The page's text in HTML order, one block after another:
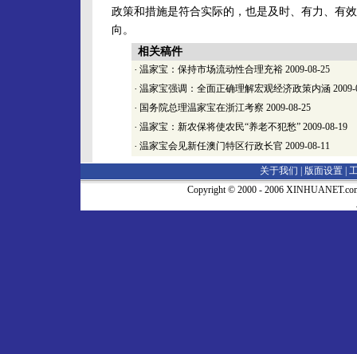
政策和措施是符合实际的，也是及时、有力、有
向。
相关稿件
· 温家宝：保持市场流动性合理充裕 2009-08-25
· 温家宝强调：全面正确理解宏观经济政策内涵
· 国务院总理温家宝在浙江考察 2009-08-25
· 温家宝：新农保将使农民“养老不犯愁” 2009-08-19
· 温家宝会见新任澳门特区行政长官 2009-08-11
关于我们 | 版面设置
Copyright © 2000 - 2006